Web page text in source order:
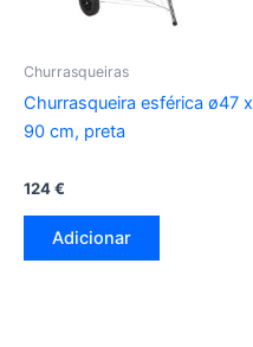
Churrasqueiras
Churrasqueira esférica ø47 x
90 cm, preta
124€
Adicionar